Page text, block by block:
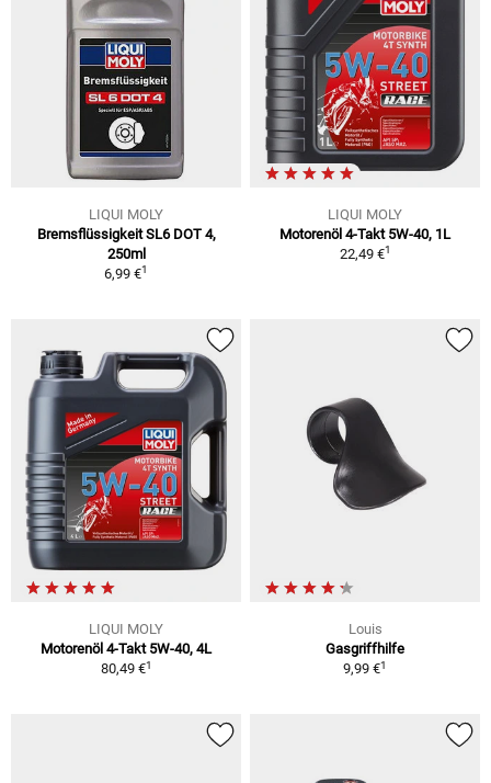
LIQUI MOLY
Bremsflüssigkeit SL6 DOT 4,
250ml
6,99 €1
LIQUI MOLY
Motorenöl 4-Takt 5W-40, 1L
22,49 €1
LIQUI MOLY
Motorenöl 4-Takt 5W-40, 4L
80,49 €1
Louis
Gasgriffhilfe
9,99 €1